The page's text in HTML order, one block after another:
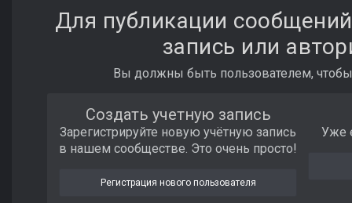
Для публикации
запись или
Вы должны быть пользователем,
Создать учетную запись
Зарегистрируйте новую учётную запись
в нашем сообществе. Это очень просто!
Регистрация нового пользователя
Уже